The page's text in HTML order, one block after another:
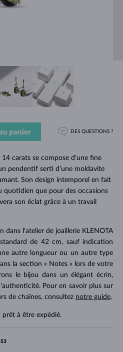
carats se compose d'une fine
pendentif serti d’une moldavite
Son design intemporel en fait
quotidien que pour des occasions
son éclat grâce à un travail
dans l'atelier de joaillerie KLENOTA
de 42 cm, sauf indication
autre longueur ou un autre type
la section « Notes » lors de votre
le bijou dans un élégant écrin,
Pour en savoir plus sur
de chaînes, consultez notre guide.
à être expédié.
panier DES QUESTIONS ?